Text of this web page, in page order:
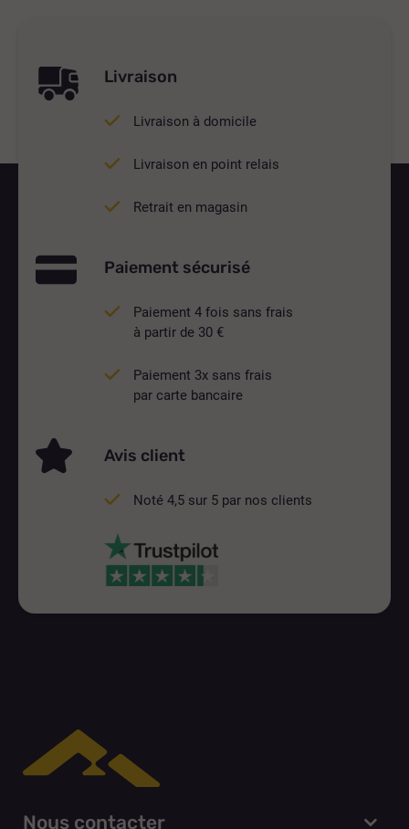
Livraison
Livraison à domicile
Livraison en point relais
Retrait en magasin
Paiement sécurisé
Paiement 4 fois sans frais
à partir de 30 €
Paiement 3x sans frais
par carte bancaire
Avis client
Noté 4,5 sur 5 par nos clients
Nous contacter